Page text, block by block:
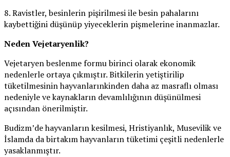
8. Ravistler, besinlerin pişirilmesi ile besin pahalarını
kaybettiğini düşünüp yiyeceklerin pişmelerine inanmazlar.
Neden Vejetaryenlik?
Vejetaryen beslenme formu birinci olarak ekonomik
nedenlerle ortaya çıkmıştır. Bitkilerin yetiştirilip
tüketilmesinin hayvanlarınkinden daha az masraflı olması
nedeniyle ve kaynakların devamlılığının düşünülmesi
açısından önerilmiştir.
Budizm’de hayvanların kesilmesi, Hristiyanlık, Musevilik ve
İslamda da birtakım hayvanların tüketimi çeşitli nedenlerle
yasaklanmıştır.